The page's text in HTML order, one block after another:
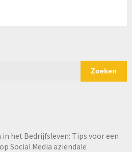
Zoeken
in het Bedrijfsleven: Tips voor een
Social Media aziendale